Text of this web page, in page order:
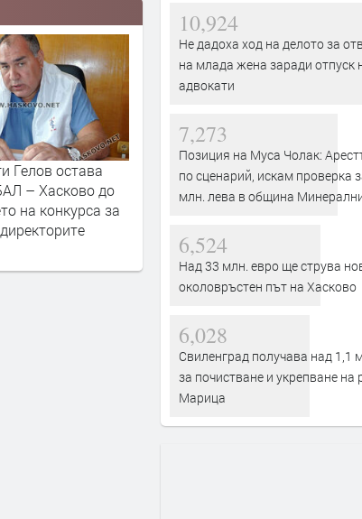
Гелов остава
– Хасково до
на конкурса за
Слънчево и горещо време
очаква Хасковска област в
10,924
Не дадоха ход на делото за
на млада жена заради отпуск
адвокати
7,273
Позиция на Муса Чолак:
по сценарий, искам проверка
млн. лева в община
6,524
Над 33 млн. евро ще струва
околовръстен път на Хасково
6,028
Свиленград получава над 1,1
за почистване и укрепване на
Марица